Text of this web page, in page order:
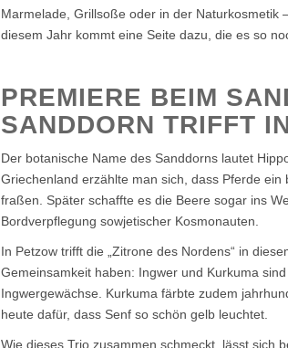
Marmelade, Grillsoße oder in der Naturkosmetik
diesem Jahr kommt eine Seite dazu, die es so
PREMIERE BEIM
SANDDORN TRIFFT
Der botanische Name des Sanddorns lautet
Griechenland erzählte man sich, dass Pferde
fraßen. Später schaffte es die Beere sogar ins
Bordverpflegung sowjetischer Kosmonauten.
In Petzow trifft die „Zitrone des Nordens“ in
Gemeinsamkeit haben: Ingwer und Kurkuma
Ingwergewächse. Kurkuma färbte zudem
heute dafür, dass Senf so schön gelb leuchtet.
Wie dieses Trio zusammen schmeckt, lässt sich